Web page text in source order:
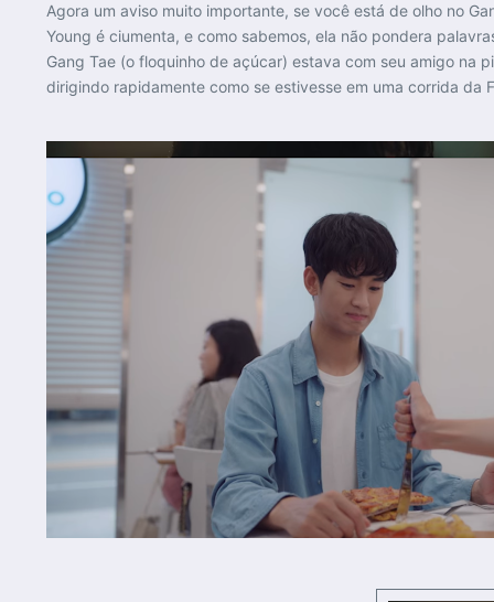
Agora um aviso muito importante, se você está de olho no
Young é ciumenta, e como sabemos, ela não pondera
Gang Tae (o floquinho de açúcar) estava com seu amigo na
dirigindo rapidamente como se estivesse em uma corrida da